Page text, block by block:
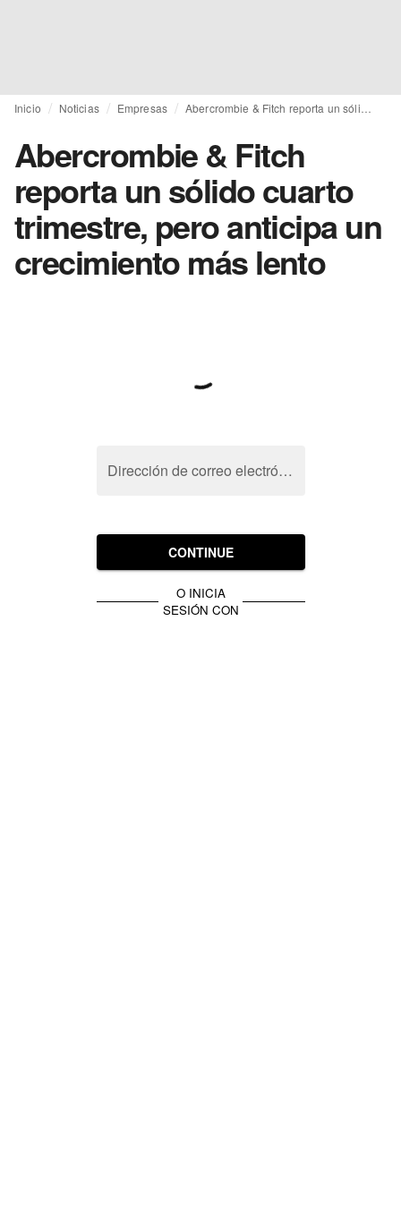
Inicio Noticias Empresas
Abercrombie & Fitch
reporta un sólido cuarto
trimestre, pero anticipa un
crecimiento más lento
Dirección de correo electrónico
CONTINUE
O INICIA
SESIÓN CON